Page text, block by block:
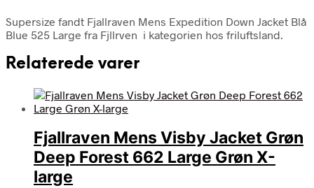
Supersize fandt Fjallraven Mens Expedition Down Jacket Blå
Blue 525 Large fra Fjllrven i kategorien hos friluftsland.
Relaterede varer
Fjallraven Mens Visby Jacket Grøn
Deep Forest 662 Large Grøn X-
large